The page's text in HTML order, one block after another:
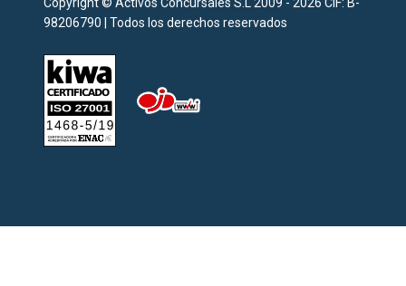
Copyright © Activos Concursales S.L 2009 - 2026 CIF: B-
98206790 | Todos los derechos reservados